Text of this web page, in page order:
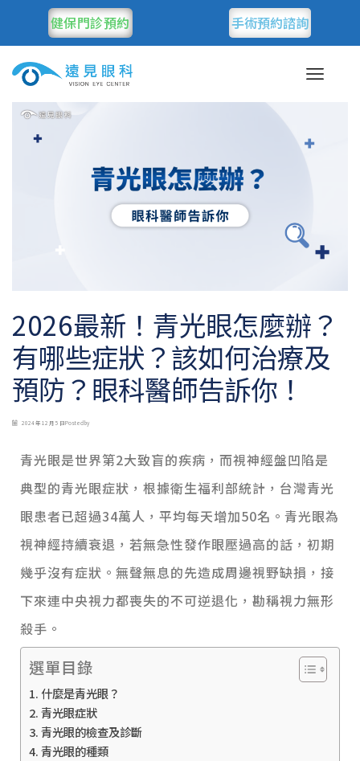
健保門診預約 手術預約諮詢
2026最新！青光眼怎麼辦？
有哪些症狀？該如何治療及
預防？眼科醫師告訴你！
2024 年 12 月 5 日Posted by
青光眼是世界第2大致盲的疾病，而視神經盤凹陷是
典型的青光眼症狀，根據衛生福利部統計，台灣青光
眼患者已超過34萬人，平均每天增加50名。青光眼為
視神經持續衰退，若無急性發作眼壓過高的話，初期
幾乎沒有症狀。無聲無息的先造成周邊視野缺損，接
下來連中央視力都喪失的不可逆退化，勘稱視力無形
殺手。
選單目錄
什麼是青光眼？
青光眼症狀
青光眼的檢查及診斷
青光眼的種類